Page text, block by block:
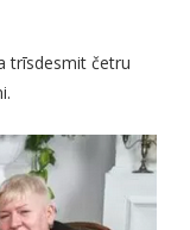
trīsdesmit četru